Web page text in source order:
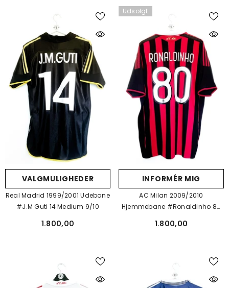
VALGMULIGHEDER
Real Madrid 1999/2001 Udebane
#J.M Guti 14 Medium 9/10
1.800,00
Udsolgt
INFORMÉR MIG
AC Milan 2009/2010
Hjemmebane #Ronaldinho 80
1.800,00